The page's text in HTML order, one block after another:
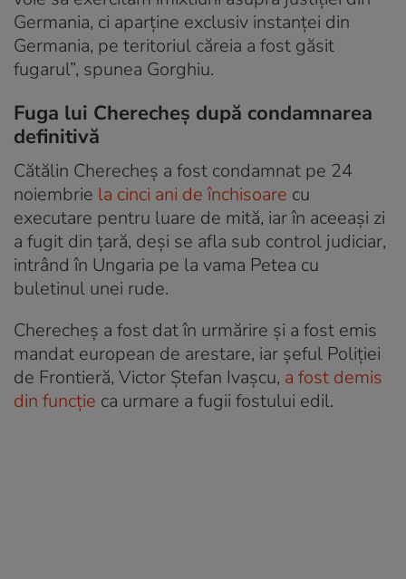
Germania, ci aparţine exclusiv instanţei din
Germania, pe teritoriul căreia a fost găsit
fugarul”, spunea Gorghiu.
Fuga lui Cherecheș după condamnarea
definitivă
Cătălin Cherecheș a fost condamnat pe 24
noiembrie la cinci ani de închisoare cu
executare pentru luare de mită, iar în aceeași zi
a fugit din țară, deși se afla sub control judiciar,
intrând în Ungaria pe la vama Petea cu
buletinul unei rude.
Cherecheș a fost dat în urmărire și a fost emis
mandat european de arestare, iar șeful Poliției
de Frontieră, Victor Ștefan Ivașcu, a fost demis
din funcție ca urmare a fugii fostului edil.